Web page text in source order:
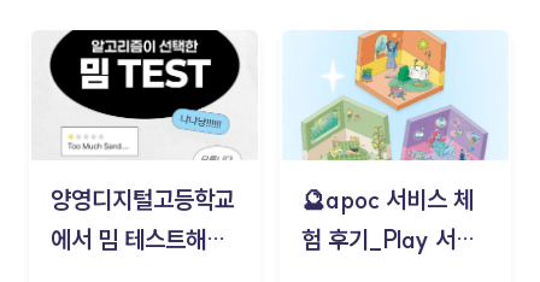
양영디지털고등학교
에서 밈 테스트해보
🔮apoc 서비스 체
험 후기_Play 서비